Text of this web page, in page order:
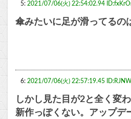
5: 2021/07/06(火) 22:54:02.94
傘みたいに足が滑ってるの
6: 2021/07/06(火) 22:57:19.45
しかし見た目が2と全く変
新作っぽくない。アップデ